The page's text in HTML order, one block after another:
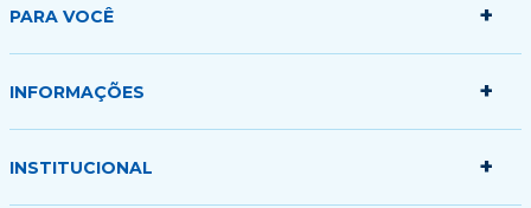
PARA VOCÊ +
Minha conta
INFORMAÇÕES +
Politica de Entrega
INSTITUCIONAL +